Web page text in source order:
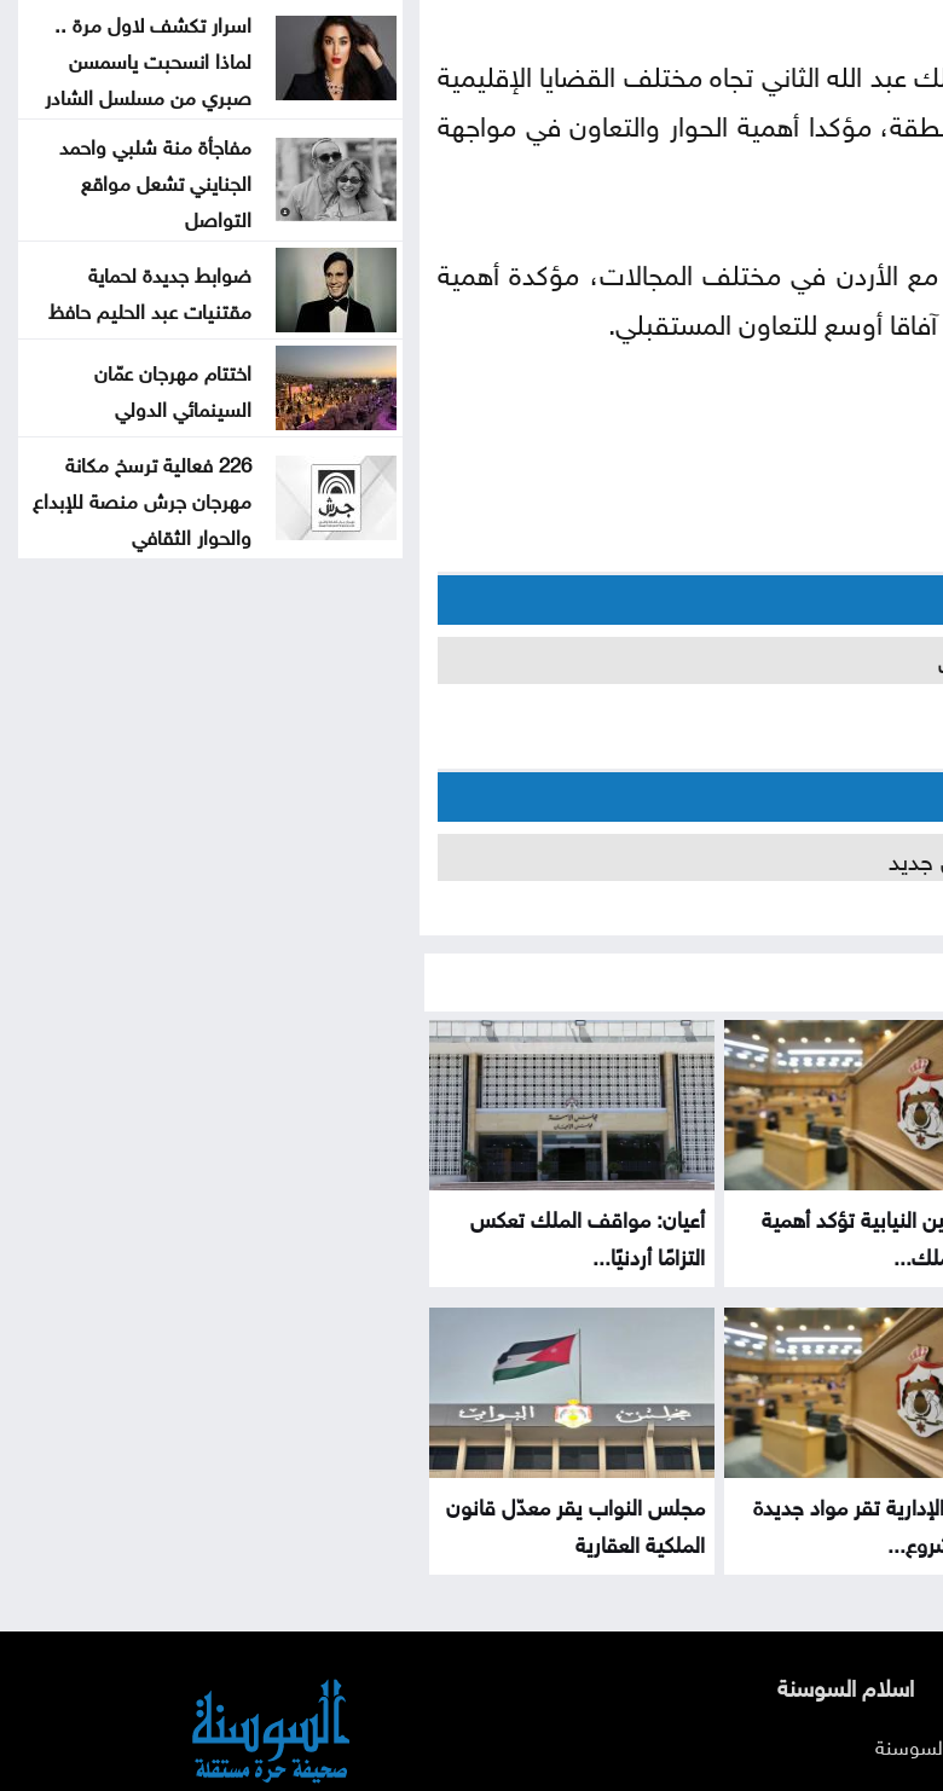
الله الثاني تجاه مختلف القضايا الإقليمية
مؤكدا أهمية الحوار والتعاون في مواجهة
الأردن في مختلف المجالات، مؤكدة أهمية
أوسع للتعاون المستقبلي.
جديد
تؤكد أهمية
أعيان: مواقف الملك تعكس
التزامًا أردنيًا...
تقر مواد جديدة
مجلس النواب يقر معدّل قانون
الملكية العقارية
اسرار تكشف لاول مرة ..
لماذا انسحبت ياسمسن
صبري من مسلسل الشادر
مفاجأة منة شلبي واحمد
الجنايني تشعل مواقع
التواصل
ضوابط جديدة لحماية
مقتنيات عبد الحليم حافظ
اختتام مهرجان عمّان
السينمائي الدولي
226 فعالية ترسخ مكانة
مهرجان جرش منصة للإبداع
والحوار الثقافي
اسلام السوسنة